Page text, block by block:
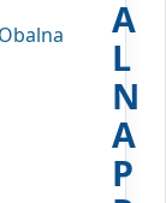
A
L
N
A
P